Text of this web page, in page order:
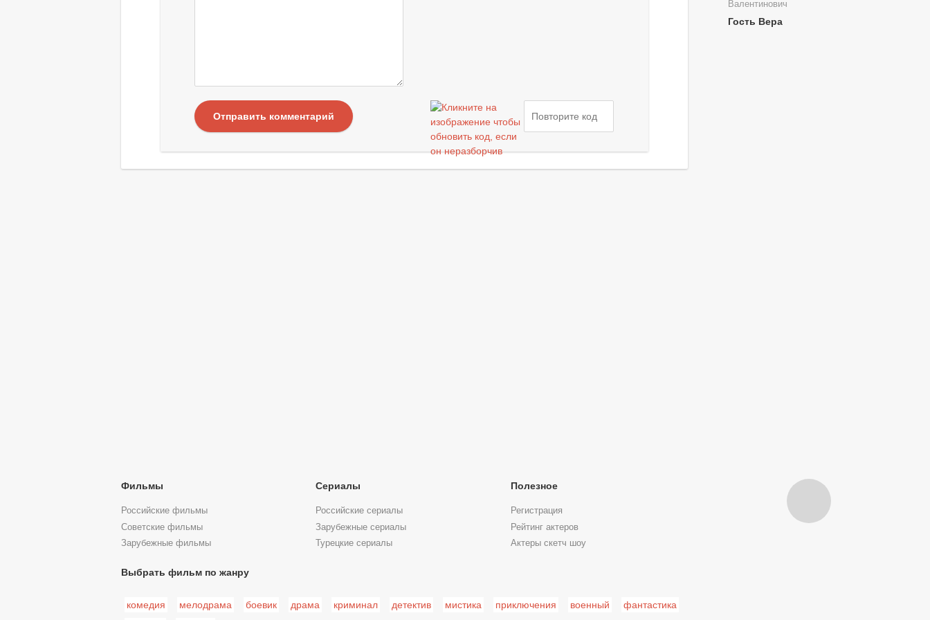
Отправить комментарий
Валентинович
Гость Вера
Фильмы
Российские фильмы
Советские фильмы
Зарубежные фильмы
Сериалы
Российские сериалы
Зарубежные сериалы
Турецкие сериалы
Полезное
Регистрация
Рейтинг актеров
Актеры скетч шоу
Выбрать фильм по жанру
комедия мелодрама боевик драма криминал детектив мистика приключения военный фантастика